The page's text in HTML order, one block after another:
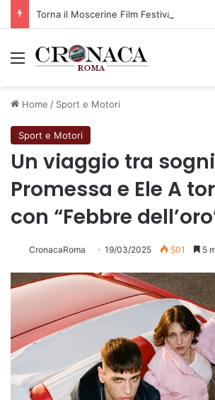
Torna il Moscerine Film Festival Summer
Menu
Home / Sport e Motori
Sport e Motori
Un viaggio tra
Promessa e Ele A
con “Febbre
CronacaRoma 19/03/2025 501 5